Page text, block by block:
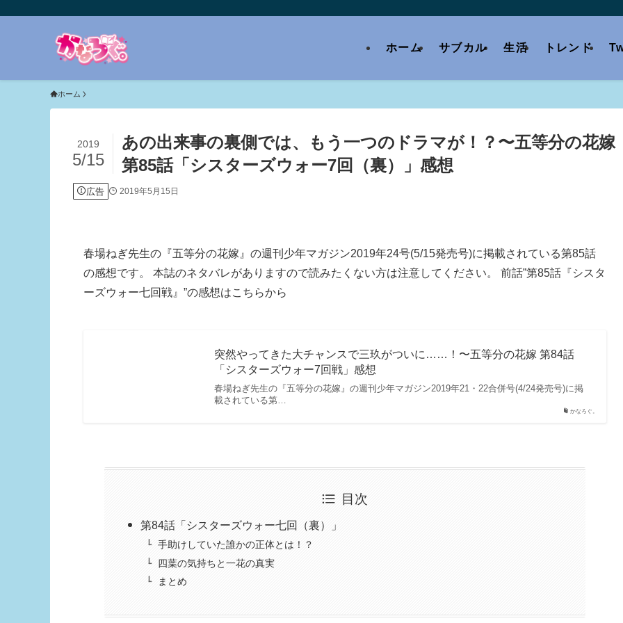
ホーム サブカル 生活 トレンド
ホーム
あの出来事の裏側では、もう一つのドラマが！？〜五等分の花嫁
第85話「シスターズウォー7回（裏）」感想
2019
5/15
広告 2019年5月15日
春場ねぎ先生の『五等分の花嫁』の週刊少年マガジン2019年24号(5/15発売号)に掲載されている第85話
の感想です。 本誌のネタバレがありますので読みたくない方は注意してください。 前話”第85話『シスタ
ーズウォー七回戦』”の感想はこちらから
かなろぐ。
突然やってきた大チャンスで三玖がついに……！〜五等分の花嫁 第84話
「シスターズウォー7回戦」感想
春場ねぎ先生の『五等分の花嫁』の週刊少年マガジン2019年21・22合併号(4/24発売号)に掲
載されている第…
目次
第84話「シスターズウォー七回（裏）」
手助けしていた誰かの正体とは！？
四葉の気持ちと一花の真実
まとめ